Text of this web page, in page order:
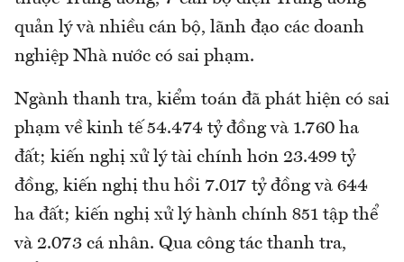
quản lý và nhiều cán bộ, lãnh đạo các doanh
nghiệp Nhà nước có sai phạm.
Ngành thanh tra, kiểm toán đã phát hiện có sai
phạm về kinh tế 54.474 tỷ đồng và 1.760 ha
đất; kiến nghị xử lý tài chính hơn 23.499 tỷ
đồng, kiến nghị thu hồi 7.017 tỷ đồng và 644
ha đất; kiến nghị xử lý hành chính 851 tập thể
và 2.073 cá nhân. Qua công tác thanh tra,